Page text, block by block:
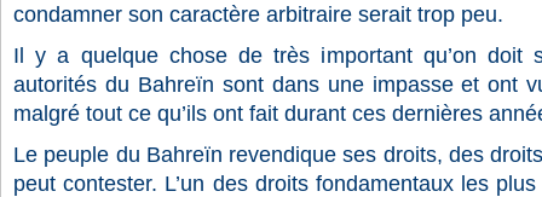
condamner son caractère arbitraire serait trop peu.
Il y a quelque chose de très important qu’on doit
autorités du Bahreïn sont dans une impasse et ont
malgré tout ce qu’ils ont fait durant ces dernières
Le peuple du Bahreïn revendique ses droits, des
peut contester. L’un des droits fondamentaux les